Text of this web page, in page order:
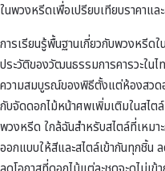
ในพวงหรีดเพื่อเปรียบเทียบราคาแ
การเรียนรู้พื้นฐานเกี่ยวกับพวงหรีดใ
ประวัติของวัฒนธรรมการคารวะใน
ความสมบูรณ์ของพิธีตั้งแต่ห้องสวด
กับจัดดอกไม้หน้าศพเพิ่มเติมในสไต
พวงหรีด ใกล้ฉันสำหรับสไตล์ที่เหม
ออกแบบให้สีและสไตล์เข้ากันทุกชิ้น